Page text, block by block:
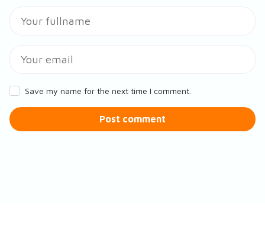
Save my name for the next time I comment.
Post comment